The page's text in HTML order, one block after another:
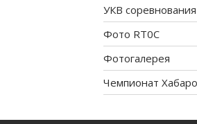
УКВ
Фото RT0C
Фотогалерея
Чемпионат